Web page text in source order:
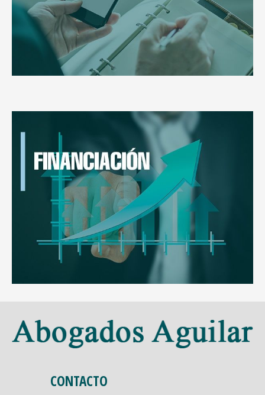
CONTACTO